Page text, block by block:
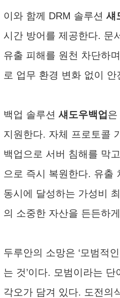
이와 함께 DRM 솔루션 섀
시간 방어를 제공한다. 문
유출 피해를 원천 차단하
로 업무 환경 변화 없이
백업 솔루션 섀도우백업 은
지원한다. 자체 프로토콜
백업으로 서버 침해를 막
으로 즉시 복원한다. 유출
동시에 달성하는 가성비
의 소중한 자산을 든든하
두루안의 소망은 ‘모범적
는 것’이다. 모범이라는 단
각오가 담겨 있다. 도전의